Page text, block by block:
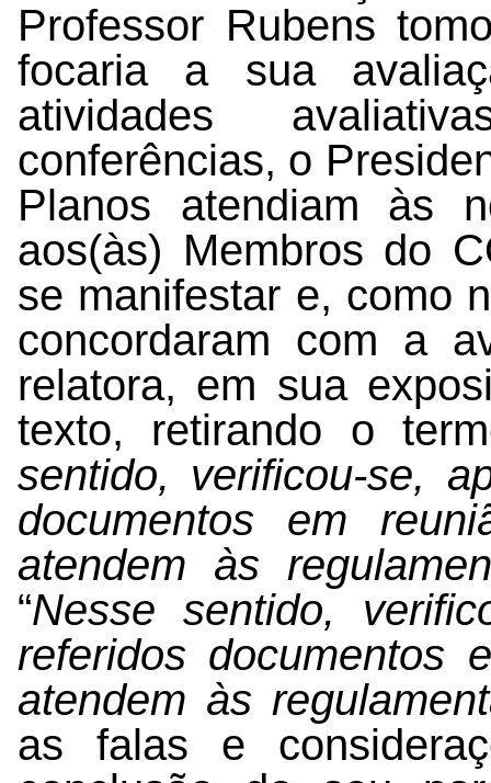
Professor Rubens
focaria a sua
atividades
conferências, o
Planos atendiam às
aos(às) Membros do
se manifestar e, como
concordaram com a
relatora, em sua
texto, retirando o
sentido, verificou-se,
documentos em
atendem às
“Nesse sentido,
referidos documentos
atendem às
as falas e